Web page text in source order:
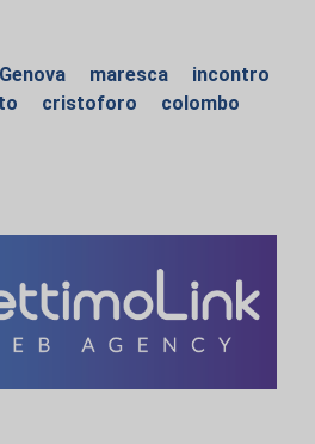
Genova maresca
incontro
cristoforo colombo